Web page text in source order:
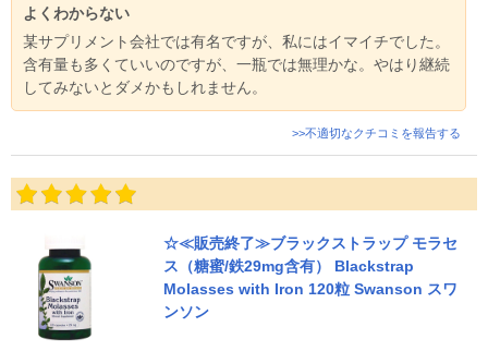
よくわからない
某サプリメント会社では有名ですが、私にはイマイチでした。
含有量も多くていいのですが、一瓶では無理かな。やはり継続
してみないとダメかもしれません。
>>不適切なクチコミを報告する
☆≪販売終了≫ブラックストラップ モラセ
ス（糖蜜/鉄29mg含有） Blackstrap
Molasses with Iron 120粒 Swanson スワ
ンソン